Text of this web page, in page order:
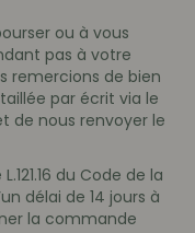
ou à vous
pas à votre
remercions de bien
par écrit via le
de nous renvoyer le
du Code de la
délai de 14 jours à
la commande